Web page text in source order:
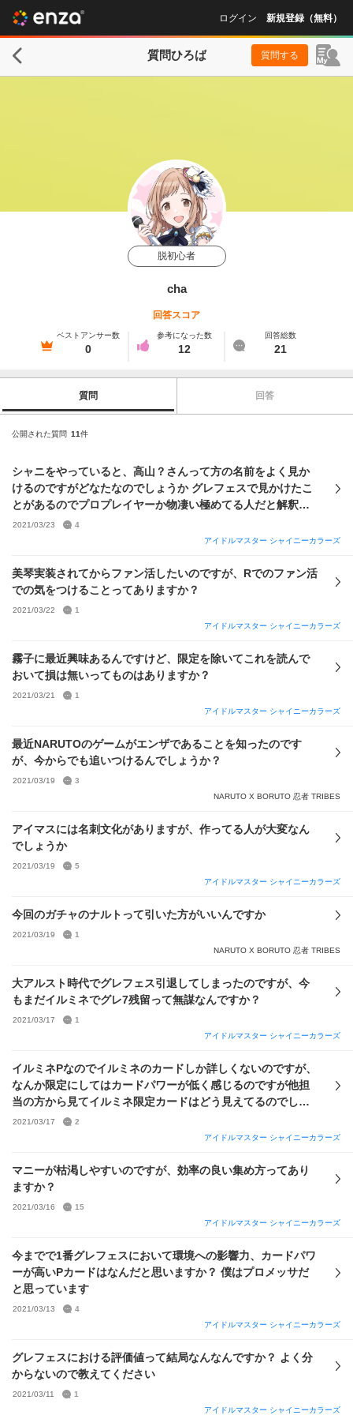
ログイン 新規登録（無料）
質問ひろば 質問する
脱初心者
cha
回答スコア
ベストアンサー数
0
参考になった数
12
回答総数
21
質問 回答
公開された質問 11件
シャニをやっていると、高山？さんって方の名前をよく見か
けるのですがどなたなのでしょうか グレフェスで見かけたこ
とがあるのでプロプレイヤーか物凄い極めてる人だと解釈し
ています
2021/03/23
4
アイドルマスター シャイニーカラーズ
美琴実装されてからファン活したいのですが、Rでのファン活
での気をつけることってありますか？
2021/03/22
1
アイドルマスター シャイニーカラーズ
霧子に最近興味あるんですけど、限定を除いてこれを読んで
おいて損は無いってものはありますか？
2021/03/21
1
アイドルマスター シャイニーカラーズ
最近NARUTOのゲームがエンザであることを知ったのです
が、今からでも追いつけるんでしょうか？
2021/03/19
3
NARUTO X BORUTO 忍者 TRIBES
アイマスには名刺文化がありますが、作ってる人が大変なん
でしょうか
2021/03/19
5
アイドルマスター シャイニーカラーズ
今回のガチャのナルトって引いた方がいいんですか
2021/03/19
1
NARUTO X BORUTO 忍者 TRIBES
大アルスト時代でグレフェス引退してしまったのですが、今
もまだイルミネでグレ7残留って無謀なんですか？
2021/03/17
1
アイドルマスター シャイニーカラーズ
イルミネPなのでイルミネのカードしか詳しくないのですが、
なんか限定にしてはカードパワーが低く感じるのですが他担
当の方から見てイルミネ限定カードはどう見えてるのでしょ
うか
2021/03/17
2
アイドルマスター シャイニーカラーズ
マニーが枯渇しやすいのですが、効率の良い集め方ってあり
ますか？
2021/03/16
15
アイドルマスター シャイニーカラーズ
今までで1番グレフェスにおいて環境への影響力、カードパワ
ーが高いPカードはなんだと思いますか？ 僕はプロメッサだ
と思っています
2021/03/13
4
アイドルマスター シャイニーカラーズ
グレフェスにおける評価値って結局なんなんですか？ よく分
からないので教えてください
2021/03/11
1
アイドルマスター シャイニーカラーズ